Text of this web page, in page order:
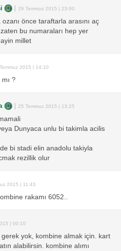
29 Temmuz 2015 | 23:00
önce taraftarla arasını aç
bu numaraları hep yer
millet
2015 | 14:10
?
25 Temmuz 2015 | 13:25
Dunyaca unlu bi takimla acilis
bi stadi elin anadolu takiyla
rezillik olur
2015 | 11:43
rakamı 6052..
| 00:10
yok, kombine almak için. kart
alabilirsin. kombine alımı